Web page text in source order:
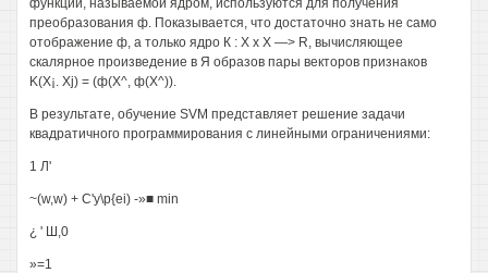
функции, называемой ядром, используются для получения
преобразования ф. Показывается, что достаточно знать не само
отображение ф, а только ядро К : X х X —> R, вычисляющее
скалярное произведение в Я образов пары векторов признаков
K(X¡. Xj) = (ф(Х^, ф(Х^)).
В результате, обучение SVM представляет решение задачи
квадратичного программирования с линейными ограничениями:
1 Л'
~(w,w) + C'y\p{ei) -»■ min
¿ ' Ш,0
»=1